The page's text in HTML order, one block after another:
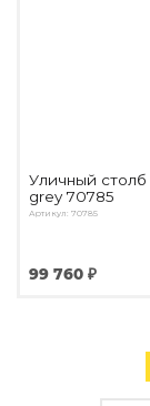
Уличный столб
grey 70785
Артикул: 70785
99 760 ₽